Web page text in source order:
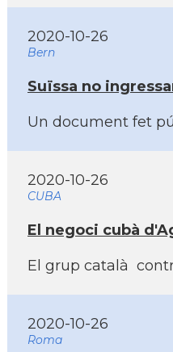
2020-10-26
Bern
Suïssa no
Un document fet
2020-10-26
CUBA
El negoci cubà
El grup català
2020-10-26
Roma